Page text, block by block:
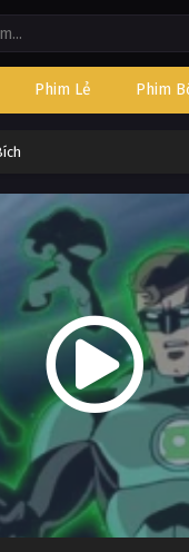
Phim Lẻ Phim